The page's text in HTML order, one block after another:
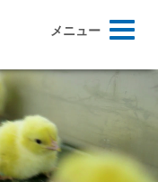
Toggle
メニュー